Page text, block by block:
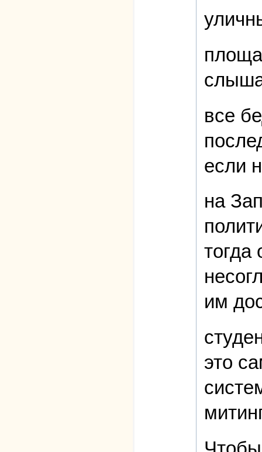
все
если
на
тогда
им
это